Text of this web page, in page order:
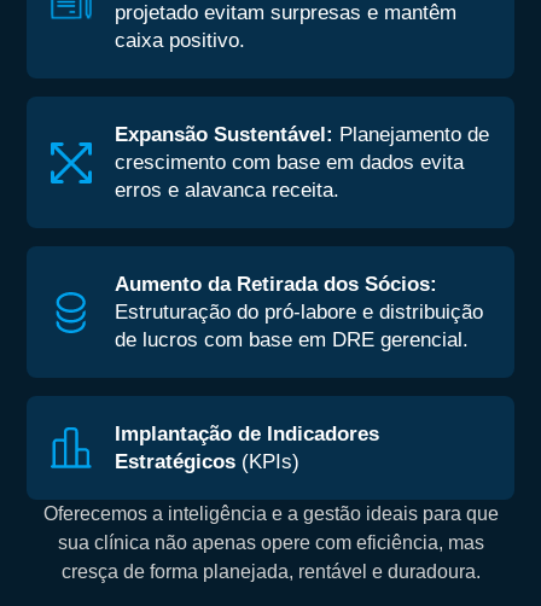
projetado evitam surpresas e mantêm
caixa positivo.
Expansão Sustentável: Planejamento de
crescimento com base em dados evita
erros e alavanca receita.
Aumento da Retirada dos Sócios:
Estruturação do pró-labore e distribuição
de lucros com base em DRE gerencial.
Implantação de Indicadores
Estratégicos(KPIs)
Oferecemos a inteligência e a gestão ideais para que
sua clínica não apenas opere com eficiência, mas
cresça de forma planejada, rentável e duradoura.